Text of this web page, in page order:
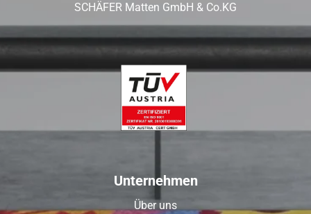
SCHÄFER Matten GmbH & Co.KG
Unternehmen
Über uns